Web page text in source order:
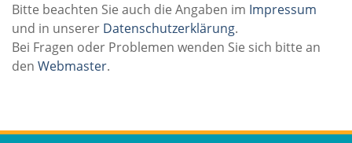
Bitte beachten Sie auch die Angaben im Impressum
und in unserer Datenschutzerklärung.
Bei Fragen oder Problemen wenden Sie sich bitte an
den Webmaster.